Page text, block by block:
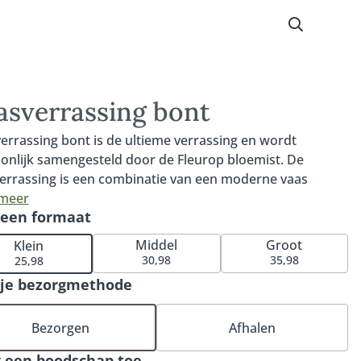
bont
bont is de ultieme verrassing en wordt
samengesteld door de Fleurop bloemist. De
is een combinatie van een moderne vaas
in 3 formaten - klein, middel en groot - met mooie
De bloemist kiest de bloemen, snijdt
levering schuin af en levert de bloemen op water
Vaasverrassing bont wordt geleverd inclusief
hoogte van de vaas is afhankelijk van het gekozen
Het afgebeelde boeket is een sfeerimpressie. Het
bloemist met de op dat moment beschikbare
Hierdoor kan het boeket afwijken van de getoonde
formaat
Klein
25,98
Middel
30,98
Groot
35,98
bezorgmethode
Bezorgen Afhalen